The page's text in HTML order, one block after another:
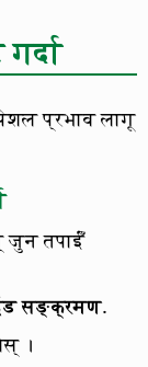
प्रभाव लागू
जुन तपाईँ
सङ्क्रमण.
।